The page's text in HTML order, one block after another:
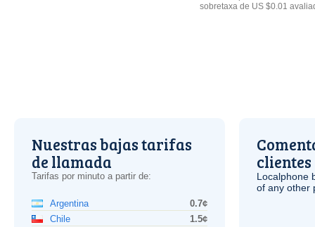
sobretaxa de US $0.01
Nuestras bajas tarifas
de llamada
Tarifas por minuto a partir de:
Argentina
0.7¢
Chile
1.5¢
clientes
Localphone
of any other